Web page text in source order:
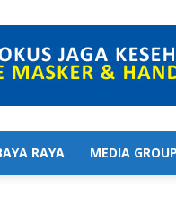
RAYA MEDIA GROUP